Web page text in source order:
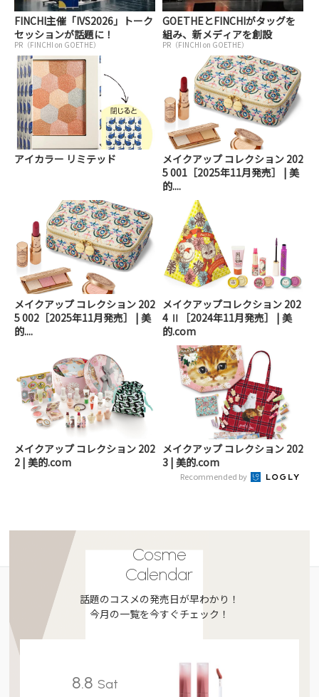
FINCHI主催「IVS2026」トーク
セッションが話題に！
PR（FINCHI on GOETHE）
GOETHEとFINCHIがタッグを
組み、新メディアを創設
PR（FINCHI on GOETHE）
アイカラー リミテッド
メイクアップ コレクション 202
5 001［2025年11月発売］ | 美
的....
メイクアップ コレクション 202
5 002［2025年11月発売］ | 美
的....
メイクアップコレクション 202
4 Ⅱ［2024年11月発売］ | 美
的.com
メイクアップ コレクション 202
2 | 美的.com
メイクアップ コレクション 202
3 | 美的.com
Recommended by
Cosme
Calendar
話題のコスメの発売日が早わかり！
今月の一覧を今すぐチェック！
8.8 Sat